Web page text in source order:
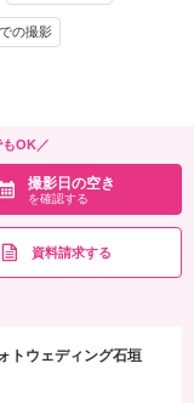
撮影日の空き
タイ／靴／造花ブーケ&ブ
写真クオリティ補正／撮影
キシードのアップグレー
撮影日の空き
の撮影
OK／
撮影日の空き
を確認する
資料請求する
トウェディング石垣